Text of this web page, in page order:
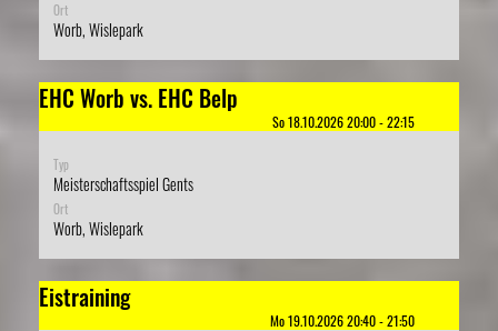
Ort
Worb, Wislepark
EHC Worb vs. EHC Belp
So 18.10.2026 20:00 - 22:15
Typ
Meisterschaftsspiel Gents
Ort
Worb, Wislepark
Eistraining
Mo 19.10.2026 20:40 - 21:50